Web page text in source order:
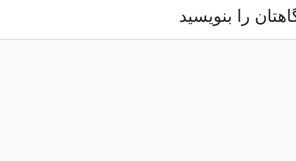
را بنویسید